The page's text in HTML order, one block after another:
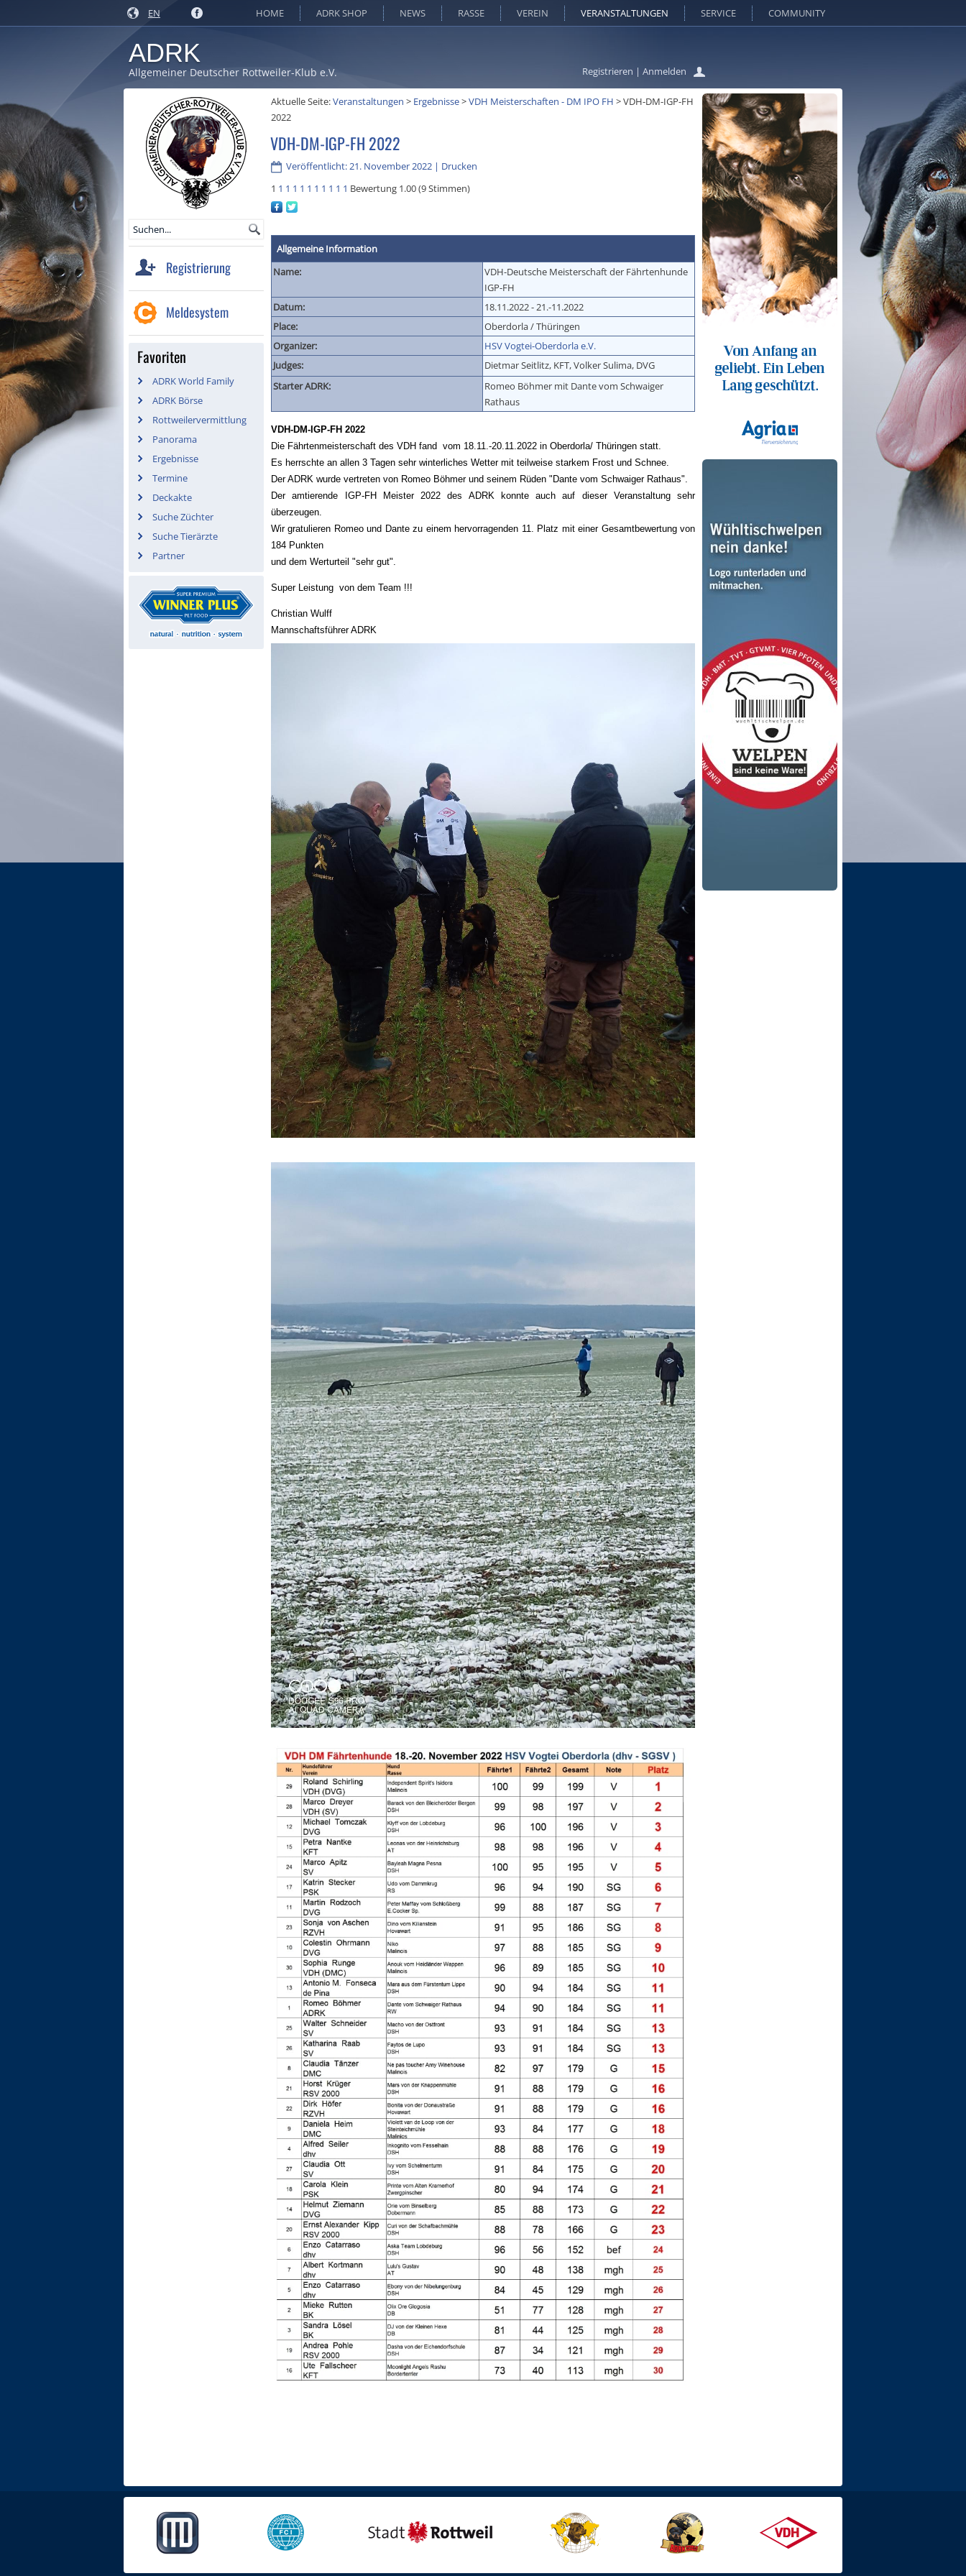
EN
Registrieren | Anmelden
HOME ADRK SHOP NEWS RASSE VEREIN VERANSTALTUNGEN SERVICE COMMUNITY
ADRK
Allgemeiner Deutscher Rottweiler-Klub e.V.
Registrierung
Meldesystem
Favoriten
ADRK World Family
ADRK Börse
Rottweilervermittlung
Panorama
Ergebnisse
Termine
Deckakte
Suche Züchter
Suche Tierärzte
Partner
Aktuelle Seite:Veranstaltungen > Ergebnisse>VDH Meisterschaften - DM IPO FH >VDH-DM-IGP-FH
2022
VDH-DM-IGP-FH 2022
Veröffentlicht: 21. November 2022 | Drucken
1 1 1 1 1 1 1 1 1 1 1 Bewertung 1.00 (9 Stimmen)
Allgemeine Information
Name:
VDH-Deutsche Meisterschaft der Fährtenhunde
IGP-FH
Datum:
18.11.2022 - 21.-11.2022
Place:
Oberdorla / Thüringen
Organizer:
HSV Vogtei-Oberdorla e.V.
Judges:
Dietmar Seitlitz, KFT, Volker Sulima, DVG
Starter ADRK:
Romeo Böhmer mit Dante vom Schwaiger
Rathaus
VDH-DM-IGP-FH 2022
Die Fährtenmeisterschaft des VDH fand vom 18.11.-20.11.2022 in Oberdorla/ Thüringen statt.
Es herrschte an allen 3 Tagen sehr winterliches Wetter mit teilweise starkem Frost und Schnee.
Der ADRK wurde vertreten von Romeo Böhmer und seinem Rüden "Dante vom Schwaiger Rathaus".
Der amtierende IGP-FH Meister 2022 des ADRK konnte auch auf dieser Veranstaltung sehr
überzeugen.
Wir gratulieren Romeo und Dante zu einem hervorragenden 11. Platz mit einer Gesamtbewertung von
184 Punkten
und dem Werturteil "sehr gut".
Super Leistung von dem Team !!!
Christian Wulff
Mannschaftsführer ADRK